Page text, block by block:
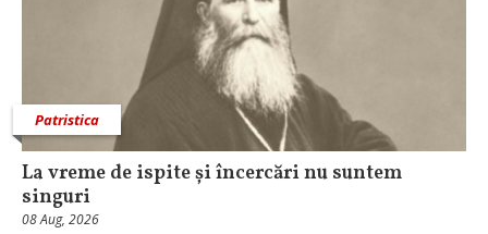
Patristica
La vreme de ispite și încercări nu suntem
singuri
08 Aug, 2026